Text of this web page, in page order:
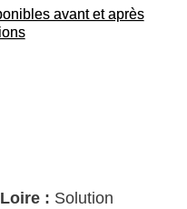
avant et après
: Solution